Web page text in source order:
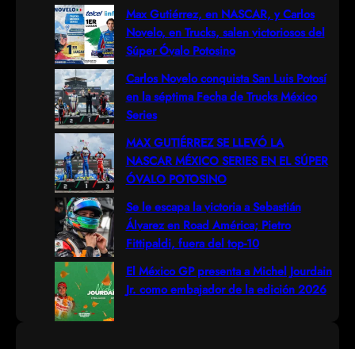
Max Gutiérrez, en NASCAR, y Carlos
Novelo, en Trucks, salen victoriosos del
Súper Óvalo Potosino
Carlos Novelo conquista San Luis Potosí
en la séptima Fecha de Trucks México
Series
MAX GUTIÉRREZ SE LLEVÓ LA
NASCAR MÉXICO SERIES EN EL SÚPER
ÓVALO POTOSINO
Se le escapa la victoria a Sebastián
Álvarez en Road América; Pietro
Fittipaldi, fuera del top-10
El México GP presenta a Michel Jourdain
Jr. como embajador de la edición 2026